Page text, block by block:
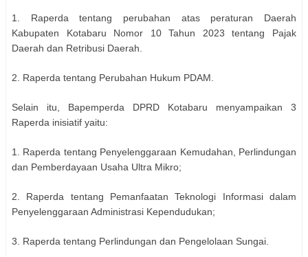
1. Raperda tentang perubahan atas peraturan Daerah
Kabupaten Kotabaru Nomor 10 Tahun 2023 tentang Pajak
Daerah dan Retribusi Daerah.
2. Raperda tentang Perubahan Hukum PDAM.
Selain itu, Bapemperda DPRD Kotabaru menyampaikan 3
Raperda inisiatif yaitu:
1. Raperda tentang Penyelenggaraan Kemudahan, Perlindungan
dan Pemberdayaan Usaha Ultra Mikro;
2. Raperda tentang Pemanfaatan Teknologi Informasi dalam
Penyelenggaraan Administrasi Kependudukan;
3. Raperda tentang Perlindungan dan Pengelolaan Sungai.